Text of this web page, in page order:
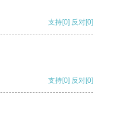
支持[0] 反对[0]
支持[0] 反对[0]